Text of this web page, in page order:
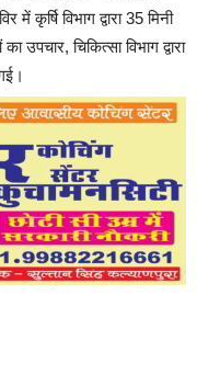
कृर्षि विभाग द्वारा 35 मिनी
उपचार, चिकित्सा विभाग द्वारा